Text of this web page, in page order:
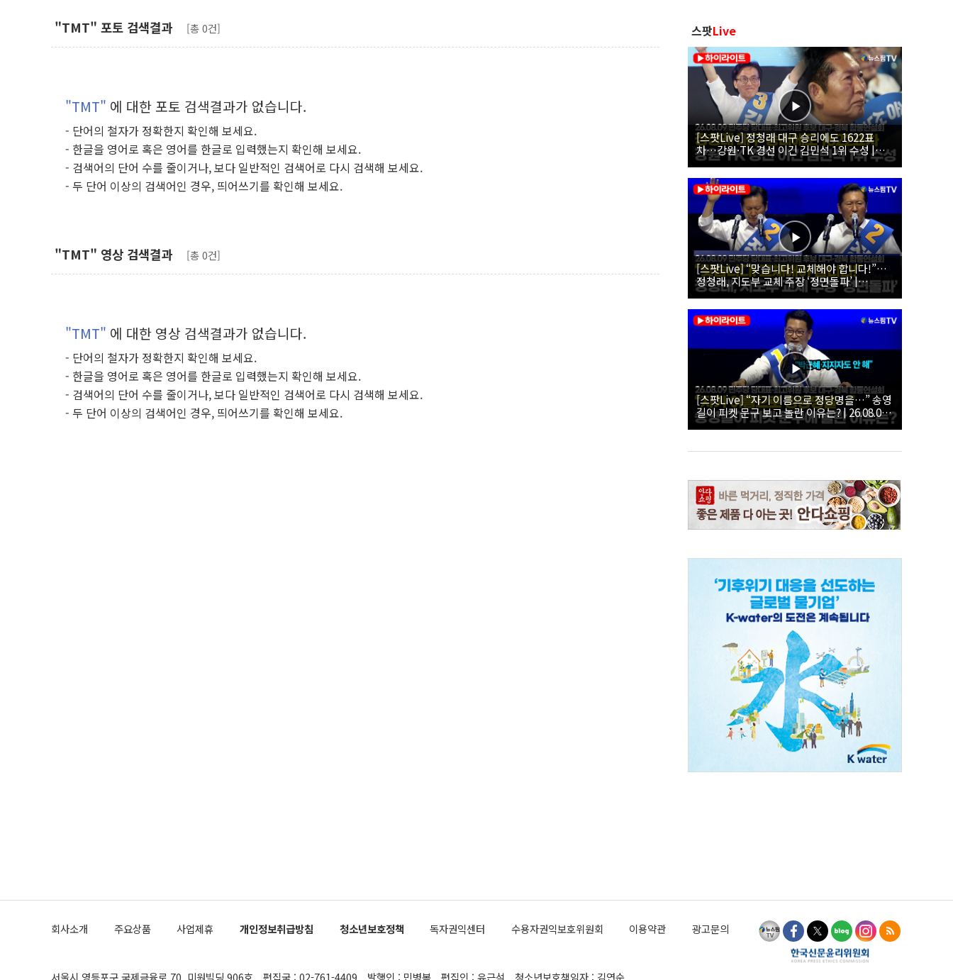
"TMT" 포토 검색결과 [총 0건]
"TMT" 에 대한 포토 검색결과가 없습니다.
- 단어의 철자가 정확한지 확인해 보세요.
- 한글을 영어로 혹은 영어를 한글로 입력했는지 확인해 보세요.
- 검색어의 단어 수를 줄이거나, 보다 일반적인 검색어로 다시 검색해 보세요.
- 두 단어 이상의 검색어인 경우, 띄어쓰기를 확인해 보세요.
"TMT" 영상 검색결과 [총 0건]
"TMT" 에 대한 영상 검색결과가 없습니다.
- 단어의 철자가 정확한지 확인해 보세요.
- 한글을 영어로 혹은 영어를 한글로 입력했는지 확인해 보세요.
- 검색어의 단어 수를 줄이거나, 보다 일반적인 검색어로 다시 검색해 보세요.
- 두 단어 이상의 검색어인 경우, 띄어쓰기를 확인해 보세요.
스팟Live
[스팟Live] 정청래 대구 승리에도 1622표
차…강원·TK 경선 이긴 김민석 1위 수성 |
26.08.09 더불어민주당 당대표·최고위원 후
보 대구·경북 합동연설회
[스팟Live] “맞습니다! 교체해야 합니다!”…
정청래, 지도부 교체 주장 ‘정면돌파’ |
26.08.09 더불어민주당 당대표·최고위원 후
보 대구·경북 합동연설회
[스팟Live] “자기 이름으로 정당명을…” 송영
길이 피켓 문구 보고 놀란 이유는? | 26.08.09
더불어민주당 당대표·최고위원 후보 대구·경
회사소개 주요상품 사업제휴 개인정보취급방침 청소년보호정책 독자권익센터 수용자권익보호위원회 이용약관 광고문의
서울시 영등포구 국제금융로 70, 미원빌딩 906호 편집국 : 02-761-4409 발행인 : 민병복 편집인 : 유근석 청소년보호책임자 : 김연순